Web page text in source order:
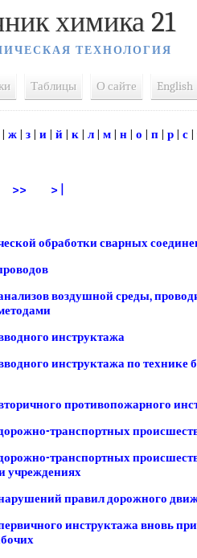
химика 21
ТЕХНОЛОГИЯ
Таблицы О сайте English
| ж | з | и | й | к | л | м | н | о | п | р | с |
>> > |
обработки сварных
воздушной среды,
инструктажа
инструктажа по технике
противопожарного
транспортных
транспортных
учреждениях
правил дорожного
инструктажа вновь